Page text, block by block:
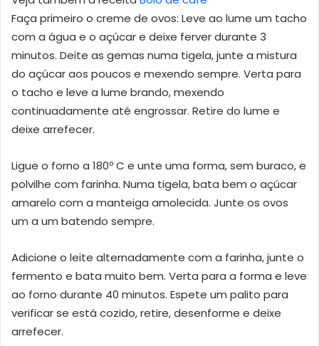
Faça primeiro o creme de ovos: Leve ao lume um tacho
com a água e o açúcar e deixe ferver durante 3
minutos. Deite as gemas numa tigela, junte a mistura
do açúcar aos poucos e mexendo sempre. Verta para
o tacho e leve a lume brando, mexendo
continuadamente até engrossar. Retire do lume e
deixe arrefecer.
Ligue o forno a 180º C e unte uma forma, sem buraco, e
polvilhe com farinha. Numa tigela, bata bem o açúcar
amarelo com a manteiga amolecida. Junte os ovos
um a um batendo sempre.
Adicione o leite alternadamente com a farinha, junte o
fermento e bata muito bem. Verta para a forma e leve
ao forno durante 40 minutos. Espete um palito para
verificar se está cozido, retire, desenforme e deixe
arrefecer.